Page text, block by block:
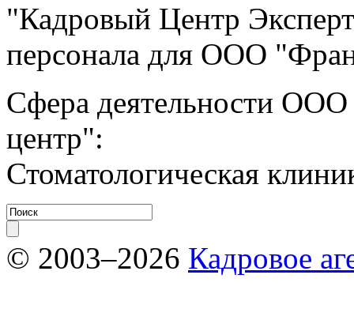
"Кадровый Центр
персонала для ООО
Сфера деятельности
центр":
Стоматологическая
© 2003–2026 Кадровое